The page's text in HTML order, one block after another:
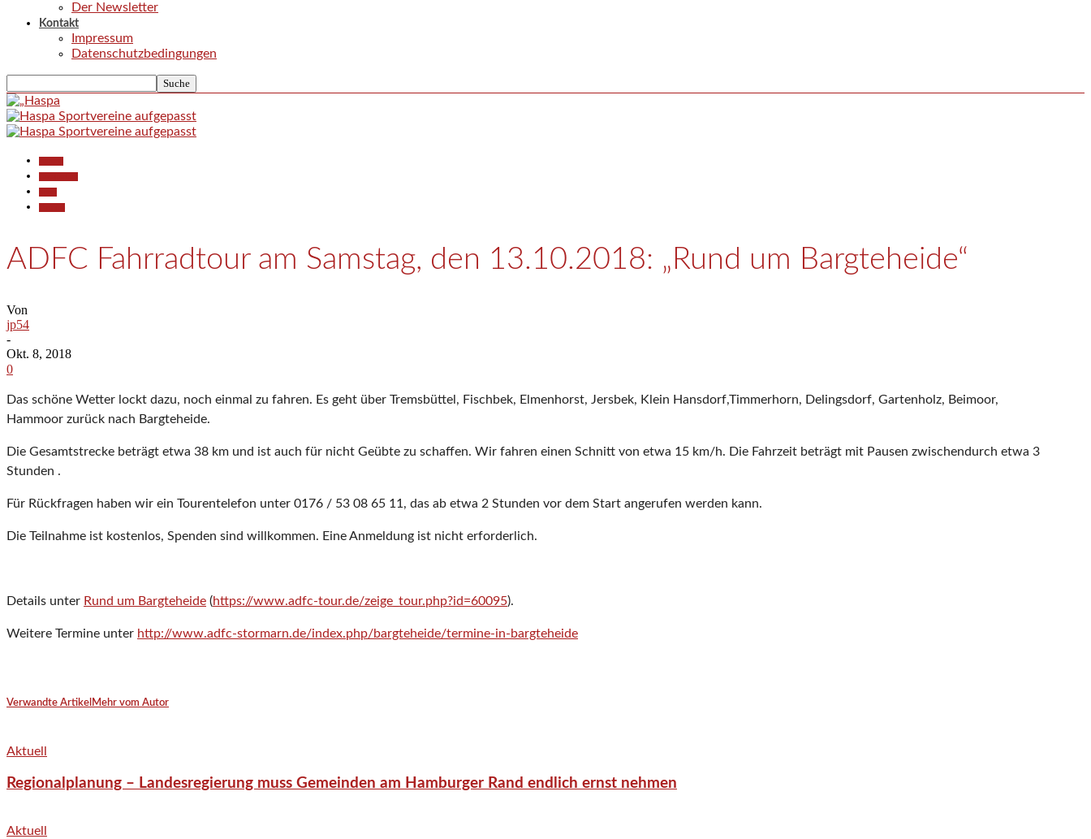
Der Newsletter
Kontakt
Impressum
Datenschutzbedingungen
ADFC Fahrradtour am Samstag, den 13.10.2018: „Rund um Bargteheide“
Von
jp54
-
Okt. 8, 2018
0
Das schöne Wetter lockt dazu, noch einmal zu fahren. Es geht über Tremsbüttel, Fischbek, Elmenhorst, Jersbek, Klein Hansdorf,Timmerhorn, Delingsdorf, Gartenholz, Beimoor,
Hammoor zurück nach Bargteheide.
Die Gesamtstrecke beträgt etwa 38 km und ist auch für nicht Geübte zu schaffen. Wir fahren einen Schnitt von etwa 15 km/h. Die Fahrzeit beträgt mit Pausen zwischendurch etwa 3
Stunden .
Für Rückfragen haben wir ein Tourentelefon unter 0176 / 53 08 65 11, das ab etwa 2 Stunden vor dem Start angerufen werden kann.
Die Teilnahme ist kostenlos, Spenden sind willkommen. Eine Anmeldung ist nicht erforderlich.
Details unter Rund um Bargteheide (https://www.adfc-tour.de/zeige_tour.php?id=60095).
Weitere Termine unter http://www.adfc-stormarn.de/index.php/bargteheide/termine-in-bargteheide
Verwandte Artikel Mehr vom Autor
Aktuell
Regionalplanung – Landesregierung muss Gemeinden am Hamburger Rand endlich ernst nehmen
Aktuell